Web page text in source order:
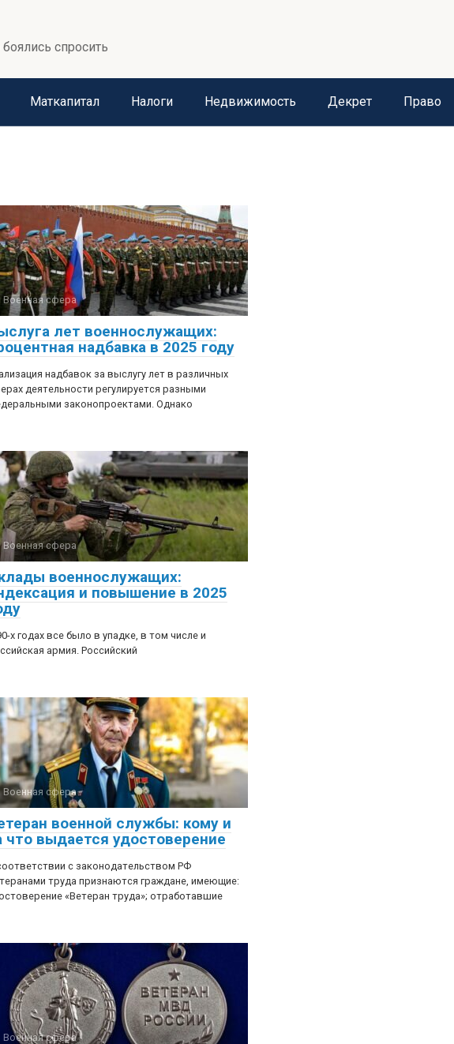
спросить
Маткапитал Налоги Недвижимость Декрет Право
Военная сфера
лет военнослужащих:
надбавка в 2025 году
надбавок за выслугу лет в различных
деятельности регулируется разными
законопроектами. Однако
Военная сфера
военнослужащих:
и повышение в 2025
х годах все было в упадке, в том числе и
армия. Российский
Военная сфера
военной службы: кому и
что выдается удостоверение
с законодательством РФ
труда признаются граждане, имеющие:
«Ветеран труда»; отработавшие
Военная сфера